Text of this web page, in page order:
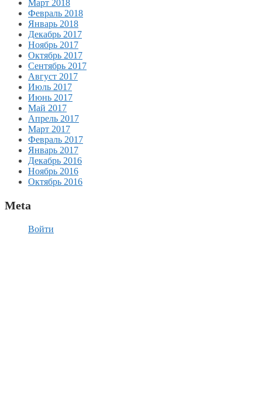
Март 2018
Февраль 2018
Январь 2018
Декабрь 2017
Ноябрь 2017
Октябрь 2017
Сентябрь 2017
Август 2017
Июль 2017
Июнь 2017
Май 2017
Апрель 2017
Март 2017
Февраль 2017
Январь 2017
Декабрь 2016
Ноябрь 2016
Октябрь 2016
Meta
Войти